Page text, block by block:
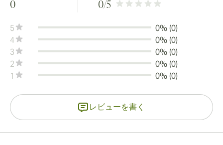
0 0/5
5
0% (0)
4
0% (0)
3
0% (0)
2
0% (0)
1
0% (0)
レビューを書く